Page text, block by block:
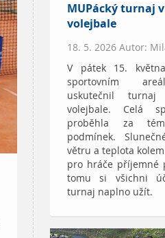
MUPácký turnaj
volejbale
18. 5. 2026 Autor:
V pátek 15.
sportovním
uskutečnil
volejbale. Celá
proběhla za
podmínek.
větru a teplota
pro hráče příjemné
tomu si všichni
turnaj naplno užít.